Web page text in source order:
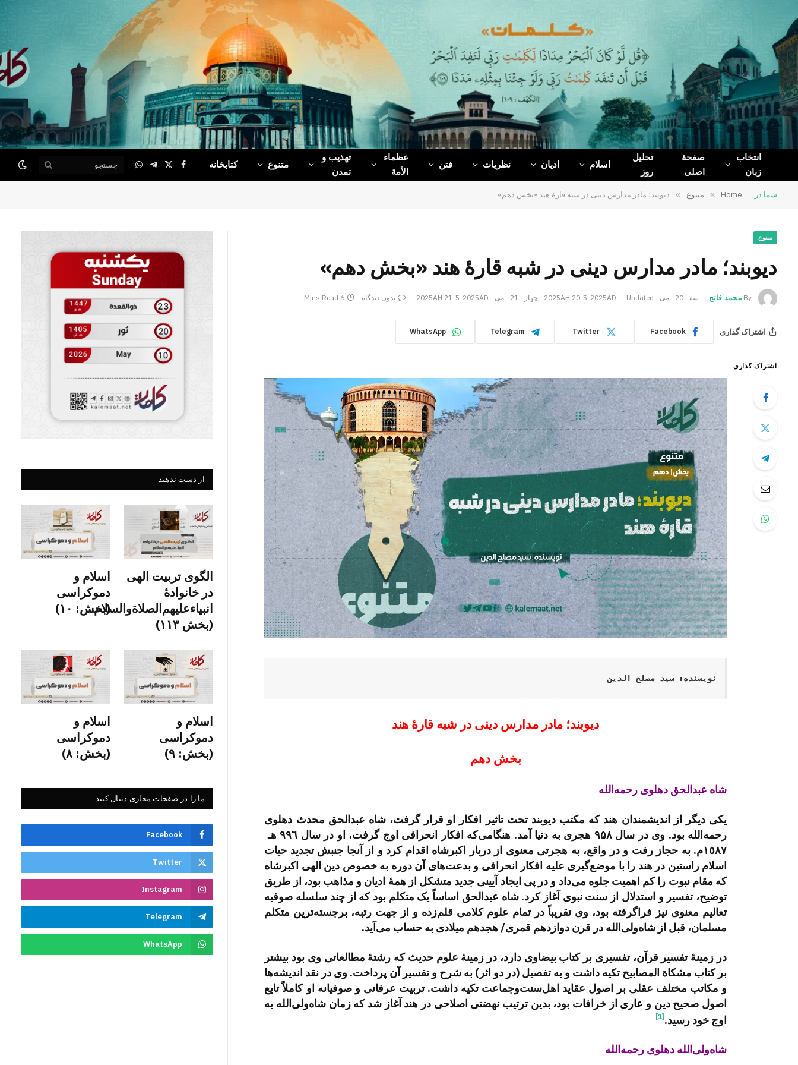
Facebook
X
(Twitter)
Telegram
WhatsApp
انتخاب
زبان
صفحۀ
اصلی
تحلیل
روز
اسلام ادیان نظریات فتن
عظماء‌
الأمة
تهذیب و
تمدن
متنوع کتابخانه Facebook
X
(Twitter)
Telegram
WhatsApp
شما در Home
» متنوع » دیوبند؛ مادر مدارس دینی در شبه قارۀ هند «بخش دهم»
متنوع
دیوبند؛ مادر مدارس دینی در شبه قارۀ هند «بخش دهم»
By محمد فاتح سه _20 _می _2025AH 20-5-2025AD Updated: چهار _21 _می _2025AH 21-5-2025AD بدون دیدگاه 6 Mins Read
اشتراک گذاری Facebook
Twitter
Telegram
WhatsApp
اشتراک گذاری
نویسنده: سید مصلح الدین
دیوبند؛ مادر مدارس دینی در شبه قارۀ هند
بخش دهم
شاه عبدالحق دهلوی رحمه‌الله
یکی دیگر از اندیشمندان هند که مکتب دیوبند تحت تاثیر افکار او قرار گرفت، شاه عبدالحق محدث دهلوی
رحمه‌الله بود. وی در سال ۹۵۸ هجری به دنیا آمد. هنگامی‌که افکار انحرافی اوج گرفت، او در سال ٩٩٦ هـ
١٥٨٧م. به حجاز رفت و در واقع، به هجرتی معنوی از دربار اکبر­شاه اقدام کرد و از آنجا جنبش تجدید حیات
اسلام راستین در هند را با موضع‌­گیری علیه افکار انحرافی و بدعت­‌های آن دوره به خصوص دین الهی اکبرشاه
که مقام نبوت را کم اهمیت جلوه می­‌داد و در پی ایجاد آیینی جدید متشکل از همۀ ادیان و مذاهب بود، از طریق
توضیح، تفسیر و استدلال از سنت نبوی آغاز کرد. شاه عبدالحق اساساً یک متکلم بود که از چند سلسله صوفیه
تعالیم معنوی نیز فراگرفته بود، وی تقریباً در تمام علوم کلامی قلم‌­زده و از جهت رتبه، برجسته‌­ترین متکلم
مسلمان، قبل از شاه­‌ولی­‌الله در قرن دوازدهم قمری/ هجدهم میلادی به حساب می­‌آید.
در زمینۀ تفسیر قرآن، تفسیری بر کتاب بیضاوی دارد، در زمینۀ علوم حدیث که رشتۀ مطالعاتی وی بود بیشتر
بر کتاب مشكاة المصابیح تکیه داشت و به تفصیل (در دو اثر) به شرح و تفسیر آن پرداخت. وی در نقد اندیشه‌­ها
و مکاتب مختلف عقلی بر اصول عقاید اهل­‌سنت‌­وجماعت تکیه داشت. تربیت عرفانی و صوفیانه او کاملاً تابع
اصول صحیح دین و عاری از خرافات بود، بدین ترتیب نهضتی اصلاحی در هند آغاز شد که زمان شاه‌­ولی­‌الله به
اوج خود رسید.[1]
شاه‌­ولی‌­الله دهلوی رحمه‌الله
از دست ندهید
الگوی تربیت الهی
در خانوادۀ
انبیاءعلیهم‌الصلاةو‌السلام
(بخش ۱۱۳)
اسلام و
دموکراسی
(بخش: ۱۰)
اسلام و
دموکراسی
(بخش: ۹)
اسلام و
دموکراسی
(بخش: ۸)
ما را در صفحات مجازی دنبال کنید
Facebook
Twitter
Instagram
Telegram
WhatsApp